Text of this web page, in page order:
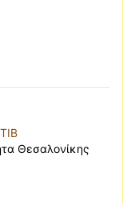
Θεσαλονίκης